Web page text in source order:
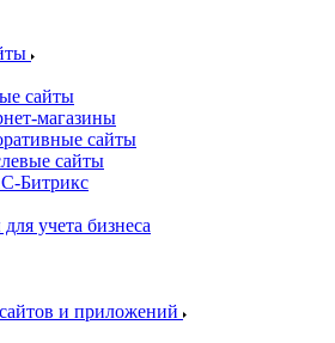
сайты
магазины
сайты
сайты
Битрикс
учета бизнеса
и приложений